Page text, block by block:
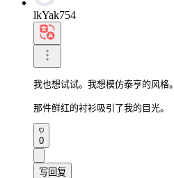
lkYak754
我也想试试。我想模仿泰亨的风格。
那件鲜红的衬衫吸引了我的目光。
0
写回复